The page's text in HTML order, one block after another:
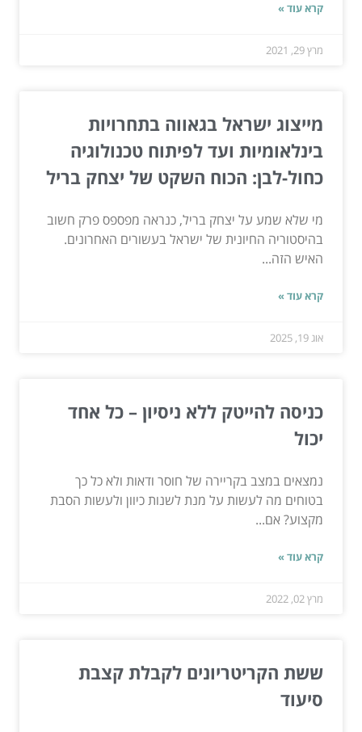
קרא עוד »
מרץ 29, 2021
מייצוג ישראל בגאווה בתחרויות
בינלאומיות ועד לפיתוח טכנולוגיה
כחול-לבן: הכוח השקט של יצחק בריל
מי שלא שמע על יצחק בריל, כנראה מפספס פרק חשוב
בהיסטוריה החיונית של ישראל בעשורים האחרונים.
האיש הזה...
קרא עוד »
אוג 19, 2025
כניסה להייטק ללא ניסיון – כל אחד
יכול
נמצאים במצב בקריירה של חוסר ודאות ולא כל כך
בטוחים מה לעשות על מנת לשנות כיוון ולעשות הסבת
מקצוע? אם...
קרא עוד »
מרץ 02, 2022
ששת הקריטריונים לקבלת קצבת
סיעוד